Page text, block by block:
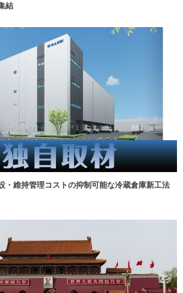
結
・維持管理コストの抑制可能な冷蔵倉庫新工法